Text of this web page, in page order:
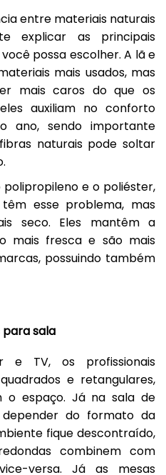
entre materiais naturais
explicar as principais
possa escolher. A lã e
mais usados, mas
mais caros do que os
auxiliam no conforto
ano, sendo importante
naturais pode soltar
e o poliéster,
esse problema, mas
seco. Eles mantêm a
mais fresca e são mais
possuindo também
sala
TV, os profissionais
e retangulares,
o espaço. Já na sala de
do formato da
fique descontraído,
combinem com
versa. Já as mesas